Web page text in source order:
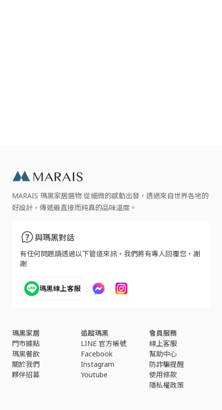
MARAIS 瑪黑家居選物 從細微的感動出發，透過來自世界各地的
好設計，傳遞最直接而純真的品味溫度。
與瑪黑對話
有任何問題請透過以下管道來訊，我們將有專人回覆您，謝
謝
瑪黑線上客服
瑪黑家居
門市據點
瑪黑餐飲
關於我們
夥伴招募
追蹤瑪黑
LINE 官方帳號
Facebook
Instagram
Youtube
會員服務
線上客服
幫助中心
防詐騙提醒
使用條款
隱私權政策